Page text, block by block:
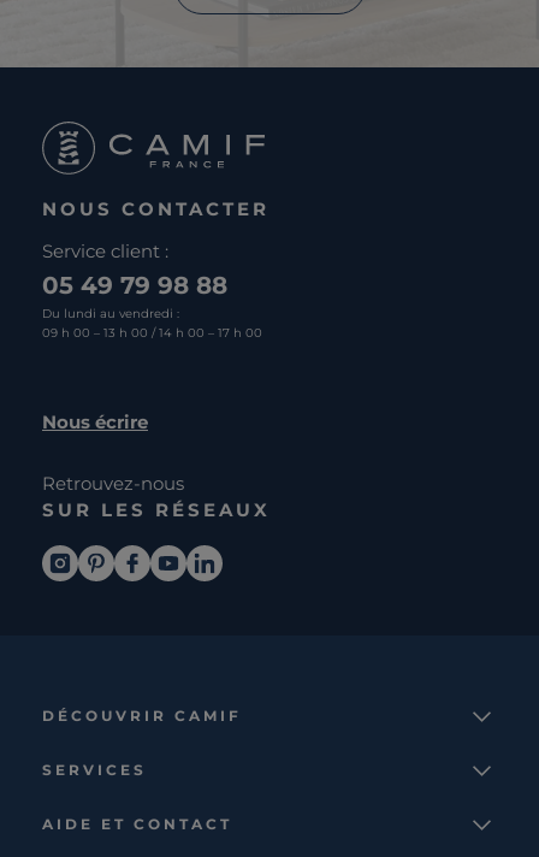
NOUS CONTACTER
Service client :
05 49 79 98 88
Du lundi au vendredi :
09 h 00 – 13 h 00 / 14 h 00 – 17 h 00
Nous écrire
Retrouvez-nous
SUR LES RÉSEAUX
DÉCOUVRIR CAMIF
Nos collections
SERVICES
AIDE ET CONTACT